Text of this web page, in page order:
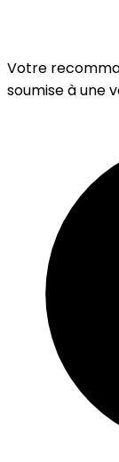
Votre
soumise à une